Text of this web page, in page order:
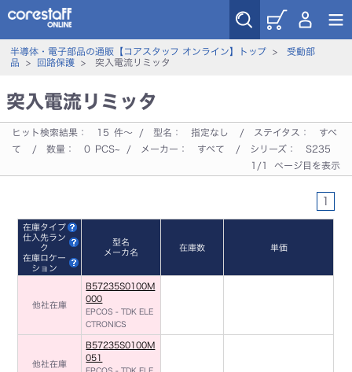
半導体・電子部品の通販【コアスタッフ オンライン】トップ>
受動部
品 > 回路保護> 突入電流リミッタ
突入電流リミッタ
ヒット検索結果： 15 件～ / 型名： 指定なし / ステイタス：
すべ
て
/ 数量： 0 PCS~ / メーカー： すべて / シリーズ：
S235
1/1 ページ目を表示
1
在庫タイプ
仕入先ラン
ク
在庫ロケー
ション
型名
メーカ名
在庫数 単価
他社在庫
B57235S0100M
000
EPCOS - TDK ELE
CTRONICS
他社在庫
B57235S0100M
051
EPCOS - TDK ELE